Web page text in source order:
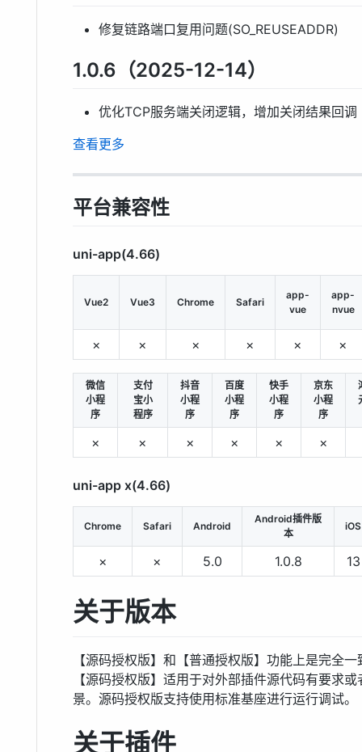
修复链路端口复用问题(SO_REUSEADDR)
1.0.6（2025-12-14）
优化TCP服务端关闭逻辑，增加关闭结果回调
查看更多
平台兼容性
uni-app(4.66)
Vue2 Vue3 Chrome Safari
app-
vue
app-
nvue
× × × × × ×
微信
小程
序
支付
宝小
程序
抖音
小程
序
百度
小程
序
快手
小程
序
京东
小程
序
× × × × × ×
uni-app x(4.66)
Chrome Safari Android
Android插件版
本
iOS
× × 5.0 1.0.8 13
关于版本
【源码授权版】和【普通授权版】功能上是完全一
【源码授权版】适用于对外部插件源代码有要求
景。源码授权版支持使用标准基座进行运行调试。
关于插件